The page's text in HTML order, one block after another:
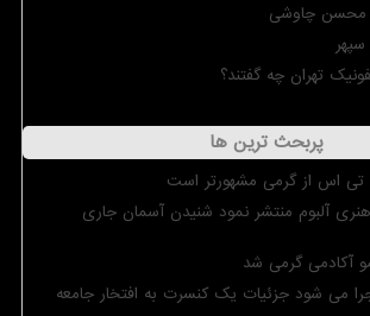
محسن چاوشی
تهران چه گفتند؟
پربحث ترین ها
اس از گرمی مشهورتر است
آلبوم منتشر نمود شنیدن آسمان جاری
آکادمی گرمی شد
می شود جزئیات یک کنسرت به افتخار جامعه